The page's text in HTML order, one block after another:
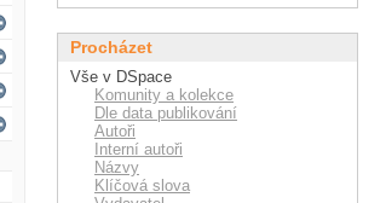
Procházet
Vše v DSpace
Komunity a kolekce
Dle data publikování
Autoři
Interní autoři
Názvy
Klíčová slova